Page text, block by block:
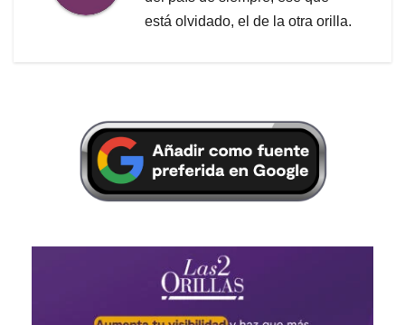
está olvidado, el de la otra orilla.